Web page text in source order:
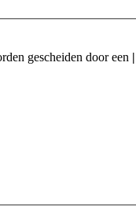
gescheiden door een |